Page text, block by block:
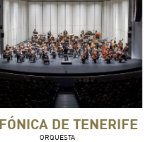
DE TENERIFE
ORQUESTA